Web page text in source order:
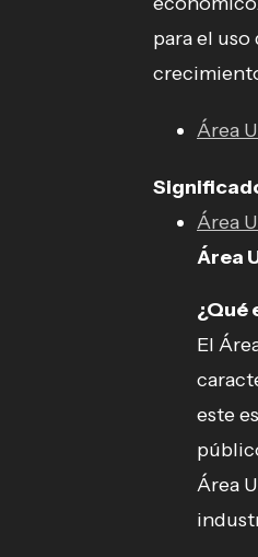
para el
Área
Área
Área
¿Qué
El
este
Área